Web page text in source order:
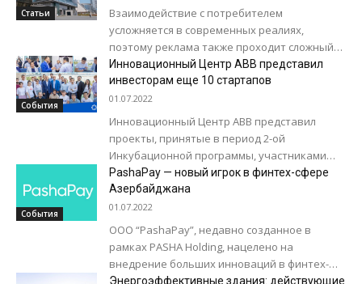
Статьи
Взаимодействие с потребителем
усложняется в современных реалиях,
поэтому реклама также проходит сложный
путь адаптации. И такое развитие идет
сразу в нескольких направлениях. В
процесс...
События
Инновационный Центр АВВ представил
инвесторам еще 10 стартапов
01.07.2022
Инновационный Центр АВВ представил
проекты, принятые в период 2-ой
Инкубационной программы, участниками
которой стали 151 человек. По результатам
отбора 25 команд получили возможность
принять...
События
PashaPay — новый игрок в финтех-сфере
Азербайджана
01.07.2022
ООО “PashaPay”, недавно созданное в
рамках PASHA Holding, нацелено на
внедрение больших инноваций в финтех-
Энергоэффективные здания: действующие